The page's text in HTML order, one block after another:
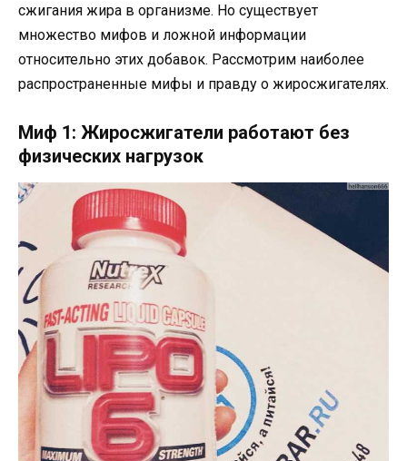
сжигания жира в организме. Но существует
множество мифов и ложной информации
относительно этих добавок. Рассмотрим наиболее
распространенные мифы и правду о жиросжигателях.
Миф 1: Жиросжигатели работают без
физических нагрузок